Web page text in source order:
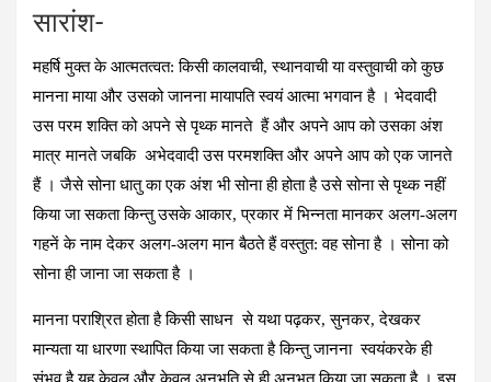
सारांश-
महर्षि मुक्‍त के आत्‍मतत्‍वत: किसी कालवाची, स्‍थानवाची या वस्‍तुवाची को कुछ
मानना माया और उसको जानना मायापति स्‍वयं आत्‍मा भगवान है । भेदवादी
उस परम शक्ति को अपने से पृथ्‍क मानते हैं और अपने आप को उसका अंश
मात्र मानते जबकि अभेदवादी उस परमशक्ति और अपने आप को एक जानते
हैं । जैसे सोना धातु का एक अंश भी सोना ही होता है उसे सोना से पृथ्‍क नहीं
किया जा सकता किन्‍तु उसके आकार, प्रकार में भिन्‍नता मानकर अलग-अलग
गहनें के नाम देकर अलग-अलग मान बैठते हैं वस्‍तुत: वह सोना है । सोना को
सोना ही जाना जा सकता है ।
मानना पराश्रित होता है किसी साधन से यथा पढ़कर, सुनकर, देखकर
मान्‍यता या धारणा स्‍थापित किया जा सकता है किन्‍तु जानना स्‍वयंकरके ही